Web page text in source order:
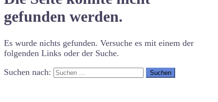
gefunden werden.
Es wurde nichts gefunden. Versuche es mit einem der
folgenden Links oder der Suche.
Suchen nach: